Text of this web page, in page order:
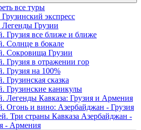
все туры
экспресс
Легенды Грузии
Грузия все ближе и ближе
Солнце в бокале
Сокровища Грузии
Грузия в отражении гор
Грузия на 100%
Грузинская сказка
Грузинские каникулы
Легенды Кавказа: Грузия и Армения
Огонь и вино: Азербайджан - Грузия
Три страны Кавказа Азербайджан -
- Армения